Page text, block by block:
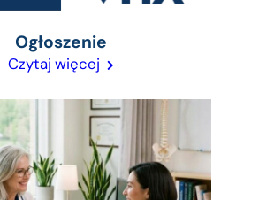
Ogłoszenie
Czytaj więcej